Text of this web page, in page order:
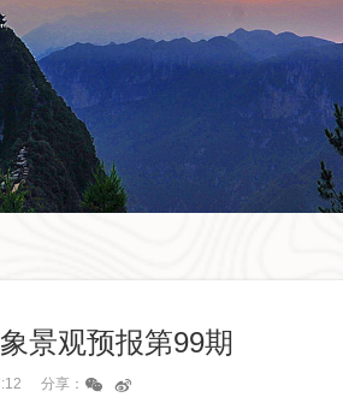
景观预报第99期
分享：  